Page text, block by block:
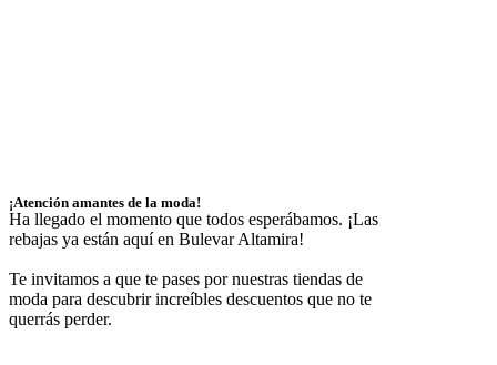
¡Atención amantes de la moda!
Ha llegado el momento que todos esperábamos. ¡Las
rebajas ya están aquí en Bulevar Altamira!
Te invitamos a que te pases por nuestras tiendas de
moda para descubrir increíbles descuentos que no te
querrás perder.